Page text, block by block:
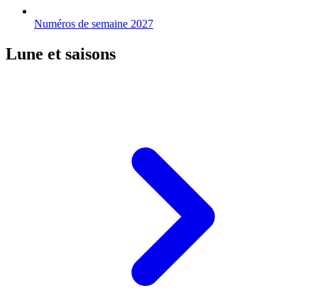
Numéros de semaine 2027
Lune et saisons